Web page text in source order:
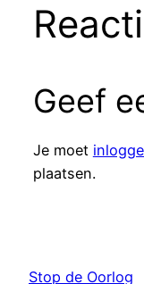
Geef
Je moet
plaatsen.
Stop de Oorlog